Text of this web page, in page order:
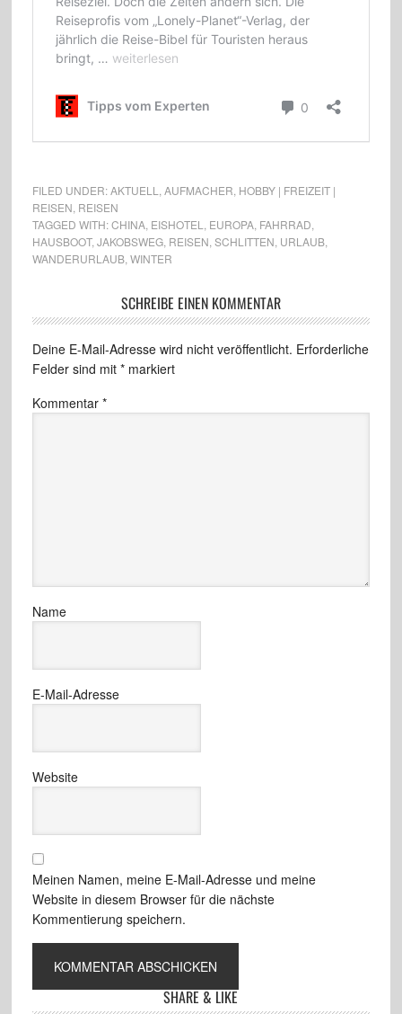
FILED UNDER:AKTUELL AUFMACHER HOBBY | FREIZEIT |
REISEN REISEN
TAGGED WITH:CHINA, EISHOTEL EUROPA, FAHRRAD
HAUSBOOT, JAKOBSWEG, REISEN SCHLITTEN URLAUB,
WANDERURLAUB, WINTER
SCHREIBE EINEN KOMMENTAR
Deine E-Mail-Adresse wird nicht veröffentlicht. Erforderliche
Felder sind mit *markiert
Kommentar *
Name
E-Mail-Adresse
Website
Meinen Namen, meine E-Mail-Adresse und meine
Website in diesem Browser für die nächste
Kommentierung speichern.
SHARE & LIKE